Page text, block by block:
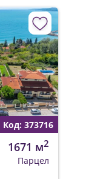
Код: 373716
1671 м2
Парцел